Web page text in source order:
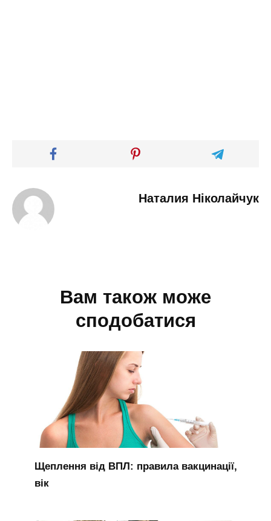
Наталия Ніколайчук
Вам також може
сподобатися
Щеплення від ВПЛ: правила вакцинації,
вік